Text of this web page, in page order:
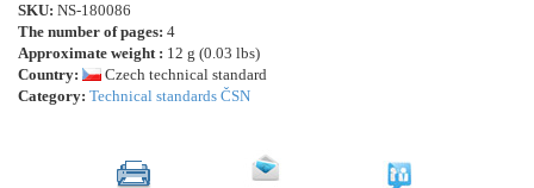
SKU: NS-180086
The number of pages: 4
Approximate weight : 12 g (0.03 lbs)
Country:
Czech technical standard
Category: Technical standards ČSN